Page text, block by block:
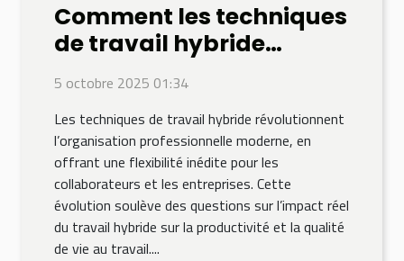
Comment les techniques
de travail hybride
influencent la
productivité?
5 octobre 2025 01:34
Les techniques de travail hybride révolutionnent
l’organisation professionnelle moderne, en
offrant une flexibilité inédite pour les
collaborateurs et les entreprises. Cette
évolution soulève des questions sur l’impact réel
du travail hybride sur la productivité et la qualité
de vie au travail....